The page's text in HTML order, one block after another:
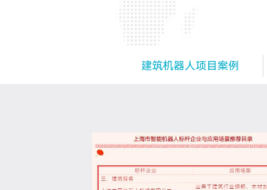
建筑机器人项目案例